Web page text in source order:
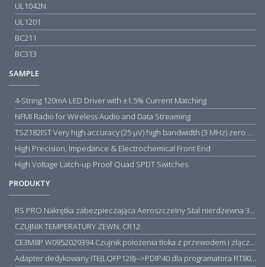
UL1042N
UL1201
BC211
BC313
SAMPLE
4-String 120mA LED Driver with ±1.5% Current Matching
NFMI Radio for Wireless Audio and Data Streaming
TSZ182IST Very high accuracy (25 µV) high bandwidth (3 MHz) zero drift 5 V operational amplifiers
High Precision, Impedance & Electrochemical Front End
High Voltage Latch-up Proof Quad SPDT Switches
PRODUKTY
RS PRO Nakrętka zabezpieczająca Aeroszczelny Stal nierdzewna 316 Zwykłe
CZUJNIK TEMPERATURY ZEWN. CR12
CE3M8P W0952029394 Czujnik położenia tłoka z przewodem i złączem M8, PNP NO, 10...30VDC, 100mA, METALWORK, METAL WORK jak MZT1-0
Adapter dedykowany ITE(LQFP128)-->PDIP40 dla programatora RT809H/RT809F (simple)